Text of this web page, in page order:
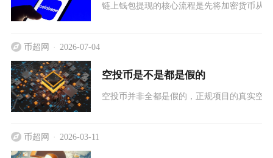
链上钱包提现的核心流程是先将加密货币从
币超网 2026-07-04
空投币是不是都是假的
空投币并非全都是假的，正规项目的真实空
币超网 2026-03-11